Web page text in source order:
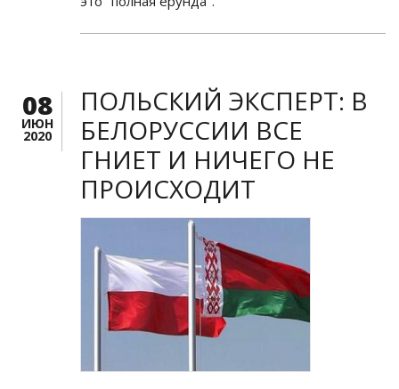
08
ИЮН
2020
ПОЛЬСКИЙ ЭКСПЕРТ: В
БЕЛОРУССИИ ВСЕ
ГНИЕТ И НИЧЕГО НЕ
ПРОИСХОДИТ